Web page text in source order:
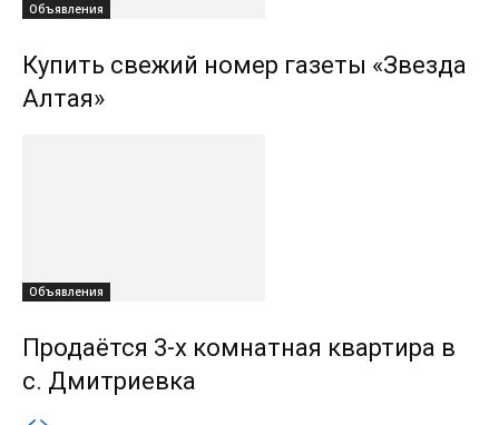
Объявления
Купить свежий номер газеты «Звезда
Алтая»
Объявления
Продаётся 3-х комнатная квартира в
с. Дмитриевка